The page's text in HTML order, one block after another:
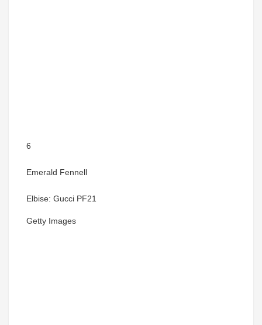
6
Emerald Fennell
Elbise: Gucci PF21
Getty Images